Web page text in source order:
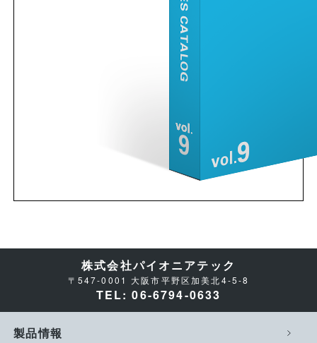
株式会社パイオニアテック
〒547-0001 大阪市平野区加美北4-5-8
TEL: 06-6794-0633
製品情報